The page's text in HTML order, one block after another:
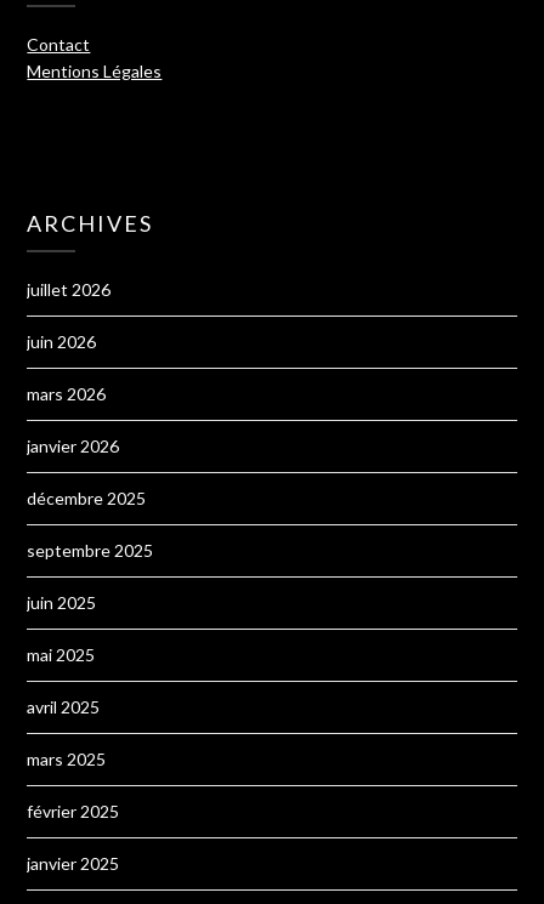
Contact
Mentions Légales
ARCHIVES
juillet 2026
juin 2026
mars 2026
janvier 2026
décembre 2025
septembre 2025
juin 2025
mai 2025
avril 2025
mars 2025
février 2025
janvier 2025